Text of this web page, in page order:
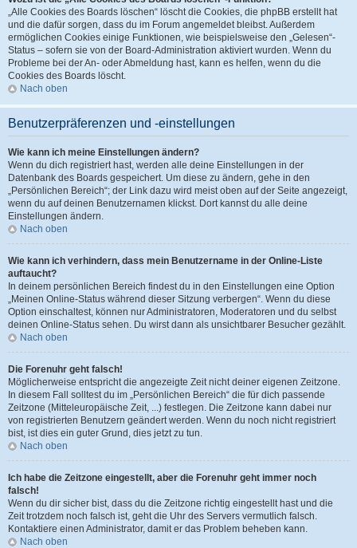
„Alle Cookies des Boards löschen“ löscht die Cookies, die phpBB erstellt hat
und die dafür sorgen, dass du im Forum angemeldet bleibst. Außerdem
ermöglichen Cookies einige Funktionen, wie beispielsweise den „Gelesen“-
Status – sofern sie von der Board-Administration aktiviert wurden. Wenn du
Probleme bei der An- oder Abmeldung hast, kann es helfen, wenn du die
Cookies des Boards löscht.
Nach oben
Benutzerpräferenzen und -einstellungen
Wie kann ich meine Einstellungen ändern?
Wenn du dich registriert hast, werden alle deine Einstellungen in der
Datenbank des Boards gespeichert. Um diese zu ändern, gehe in den
„Persönlichen Bereich“; der Link dazu wird meist oben auf der Seite angezeigt,
wenn du auf deinen Benutzernamen klickst. Dort kannst du alle deine
Einstellungen ändern.
Nach oben
Wie kann ich verhindern, dass mein Benutzername in der Online-Liste
auftaucht?
In deinem persönlichen Bereich findest du in den Einstellungen eine Option
„Meinen Online-Status während dieser Sitzung verbergen“. Wenn du diese
Option einschaltest, können nur Administratoren, Moderatoren und du selbst
deinen Online-Status sehen. Du wirst dann als unsichtbarer Besucher gezählt.
Nach oben
Die Forenuhr geht falsch!
Möglicherweise entspricht die angezeigte Zeit nicht deiner eigenen Zeitzone.
In diesem Fall solltest du im „Persönlichen Bereich“ die für dich passende
Zeitzone (Mitteleuropäische Zeit, ...) festlegen. Die Zeitzone kann dabei nur
von registrierten Benutzern geändert werden. Wenn du noch nicht registriert
bist, ist dies ein guter Grund, dies jetzt zu tun.
Nach oben
Ich habe die Zeitzone eingestellt, aber die Forenuhr geht immer noch
falsch!
Wenn du dir sicher bist, dass du die Zeitzone richtig eingestellt hast und die
Zeit trotzdem noch falsch ist, geht die Uhr des Servers vermutlich falsch.
Kontaktiere einen Administrator, damit er das Problem beheben kann.
Nach oben